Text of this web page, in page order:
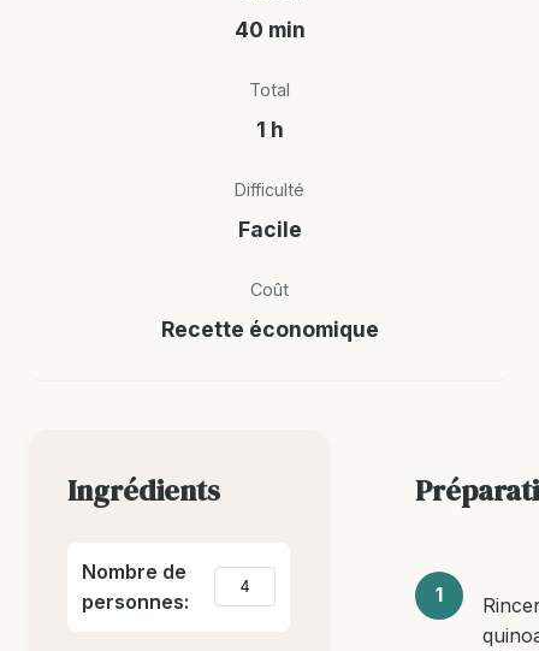
40 min
Total
1 h
Difficulté
Facile
Coût
Recette économique
Ingrédients
Nombre de
personnes: